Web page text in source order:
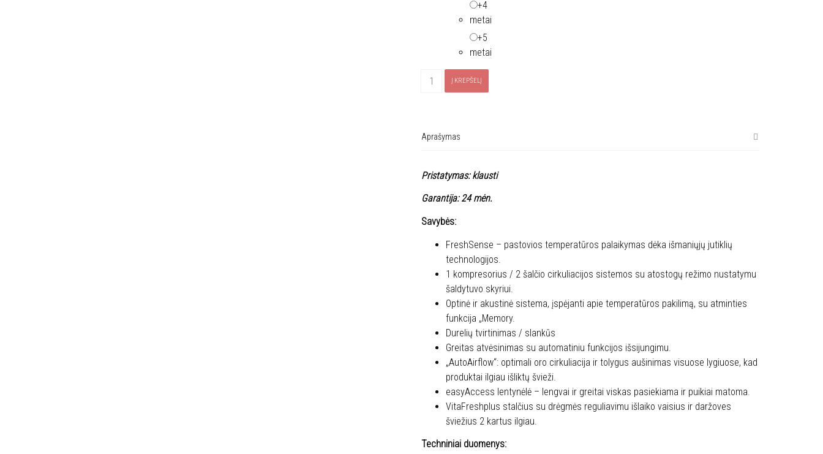
+4
metai
+5
metai
produkto
KI87VVSE0
Į KREPŠELĮ
Aprašymas
Pristatymas: klausti
Garantija: 24 mėn.
Savybės:
FreshSense – pastovios temperatūros palaikymas dėka išmaniųjų jutiklių
technologijos.
1 kompresorius / 2 šalčio cirkuliacijos sistemos su atostogų režimo nustatymu
šaldytuvo skyriui.
Optinė ir akustinė sistema, įspėjanti apie temperatūros pakilimą, su atminties
funkcija „Memory.
Durelių tvirtinimas / slankūs
Greitas atvėsinimas su automatiniu funkcijos išsijungimu.
„AutoAirflow“: optimali oro cirkuliacija ir tolygus aušinimas visuose lygiuose, kad
produktai ilgiau išliktų švieži.
easyAccess lentynėlė – lengvai ir greitai viskas pasiekiama ir puikiai matoma.
VitaFreshplus stalčius su drėgmės reguliavimu išlaiko vaisius ir daržoves
šviežius 2 kartus ilgiau.
Techniniai duomenys: